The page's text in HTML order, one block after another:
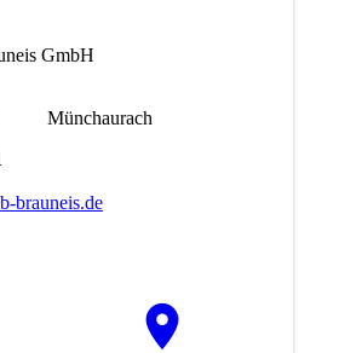
GmbH
Münchaurach
brauneis.de